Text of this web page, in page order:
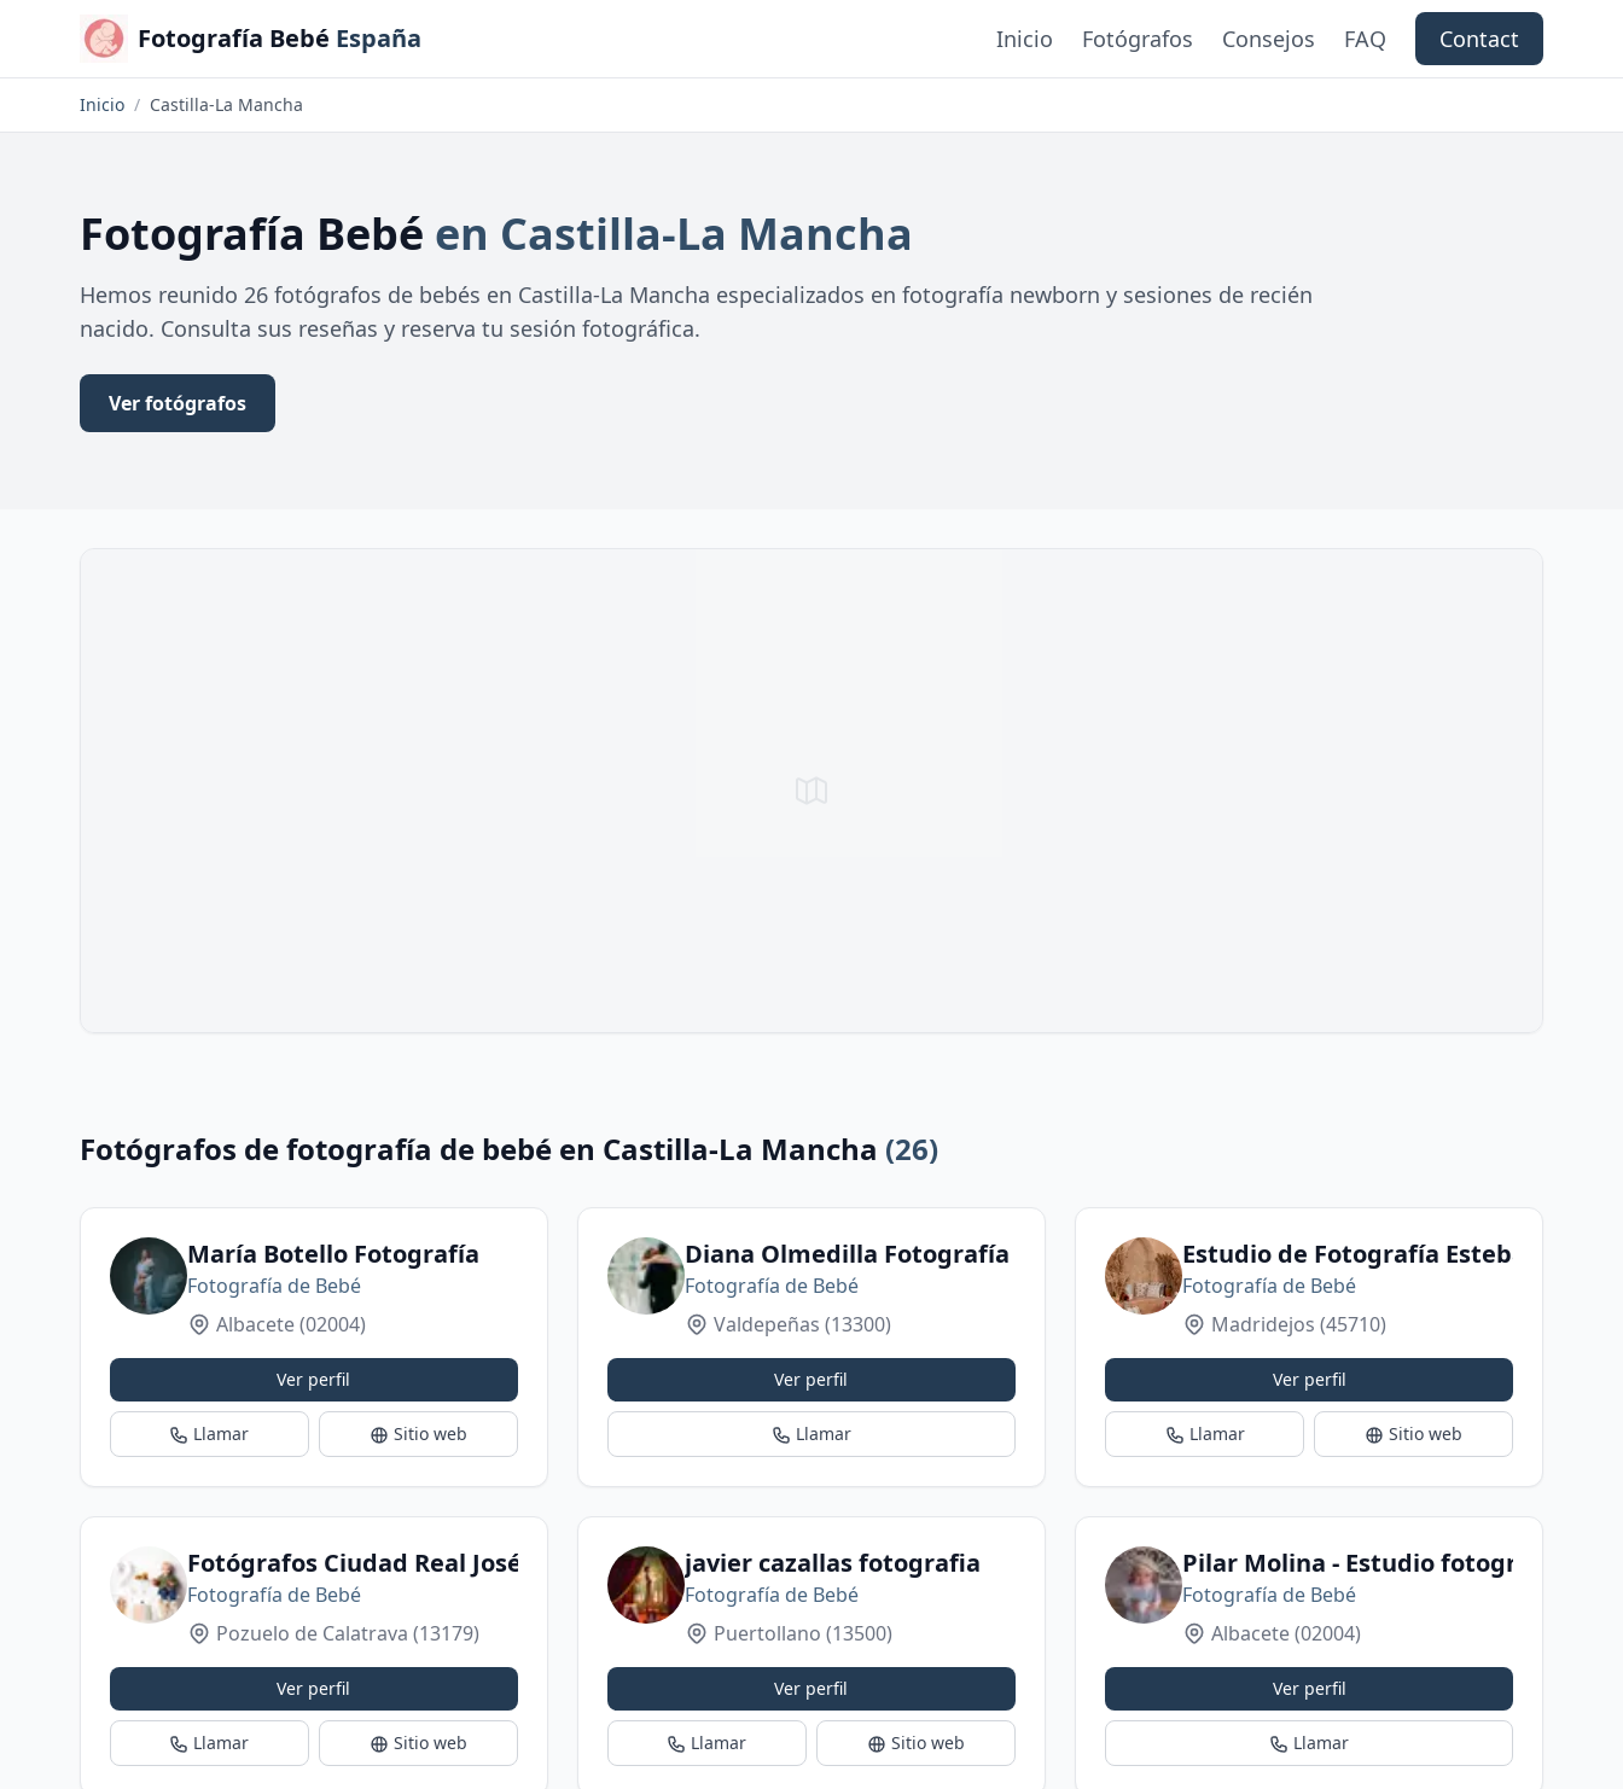
Fotografía Bebé España Inicio Fotógrafos Consejos FAQ Contact
Inicio / Castilla-La Mancha
Fotografía Bebé en Castilla-La Mancha
Hemos reunido 26 fotógrafos de bebés en Castilla-La Mancha especializados en fotografía newborn y sesiones de recién
nacido. Consulta sus reseñas y reserva tu sesión fotográfica.
Ver fotógrafos
Fotógrafos de fotografía de bebé en Castilla-La Mancha (26)
María Botello Fotografía
Fotografía de Bebé
Albacete(02004)
Ver perfil
Llamar Sitio web
Diana Olmedilla Fotografía
Fotografía de Bebé
Valdepeñas (13300)
Ver perfil
Llamar
Estudio de Fotografía Esteban
Fotografía de Bebé
Madridejos (45710)
Ver perfil
Llamar Sitio web
Fotógrafos Ciudad Real José Gracia Creative
Fotografía de Bebé
Pozuelo de Calatrava (13179)
Ver perfil
Llamar Sitio web
javier cazallas fotografia
Fotografía de Bebé
Puertollano (13500)
Ver perfil
Llamar Sitio web
Pilar Molina - Estudio fotográfico
Fotografía de Bebé
Albacete(02004)
Ver perfil
Llamar